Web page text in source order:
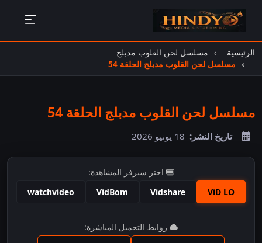
الرئيسية
مسلسل لحن القلوب مدبلج
مسلسل لحن القلوب مدبلج الحلقة 54
مسلسل لحن القلوب مدبلج الحلقة 54
تاريخ النشر: 18 يونيو 2026
اختر سيرفر المشاهدة:
ViD LO
Vidshare
VidBom
watchvideo
اضغط للمشاهدة
روابط التحميل المباشرة: